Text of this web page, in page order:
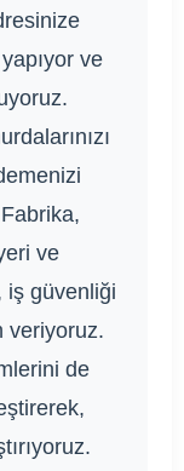
ve
ve
iş güvenliği
veriyoruz.
de